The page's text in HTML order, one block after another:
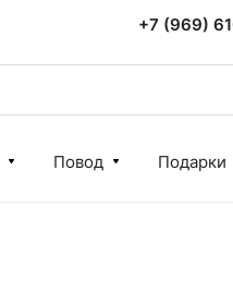
+7 (969)
Повод Подарки